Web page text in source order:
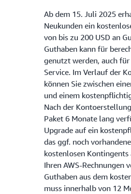
Ab dem 15. Juli 2025
Neukunden ein
von bis zu 200 USD an
Guthaben kann für
genutzt werden, auch
Service. Im Verlauf der
können Sie zwischen
und einem
Nach der
Paket 6 Monate lang
Upgrade auf ein
das ggf. noch
kostenlosen
Ihren AWS-Rechnungen
Guthaben aus dem
muss innerhalb von 12